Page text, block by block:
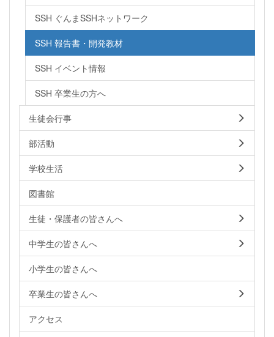
SSH ぐんまSSHネットワーク
SSH 報告書・開発教材
SSH イベント情報
SSH 卒業生の方へ
生徒会行事
部活動
学校生活
図書館
生徒・保護者の皆さんへ
中学生の皆さんへ
小学生の皆さんへ
卒業生の皆さんへ
アクセス